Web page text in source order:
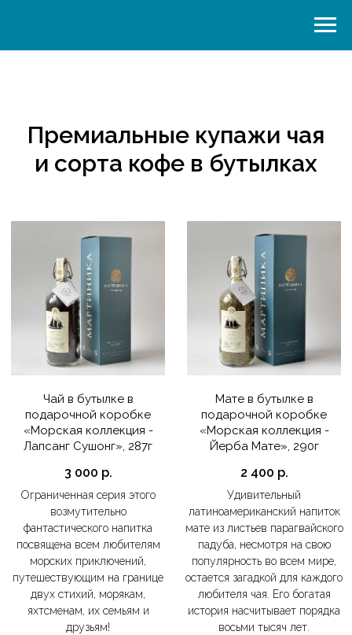
Премиальные купажи чая
и сорта кофе в бутылках
Чай в бутылке в
подарочной коробке
«Морская коллекция -
Лапсанг Сушонг», 287г
3 000 р.
Ограниченная серия этого
возмутительно
фантастического напитка
посвящена всем любителям
морских приключений,
путешествующим на границе
двух стихий, морякам,
яхтсменам, их семьям и
друзьям!
Мате в бутылке в
подарочной коробке
«Морская коллекция -
Йерба Мате», 290г
2 400 р.
Удивительный
латиноамериканский напиток
мате из листьев парагвайского
падуба, несмотря на свою
популярность во всем мире,
остается загадкой для каждого
любителя чая. Его богатая
история насчитывает порядка
восьми тысяч лет.